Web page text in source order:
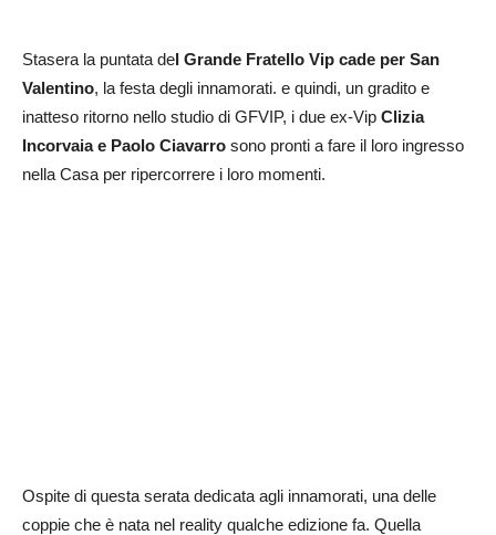
Stasera la puntata de l Grande Fratello Vip cade per San
Valentino, la festa degli innamorati. e quindi, un gradito e
inatteso ritorno nello studio di GFVIP, i due ex-Vip Clizia
Incorvaia e Paolo Ciavarro sono pronti a fare il loro ingresso
nella Casa per ripercorrere i loro momenti.
Ospite di questa serata dedicata agli innamorati, una delle
coppie che è nata nel reality qualche edizione fa. Quella